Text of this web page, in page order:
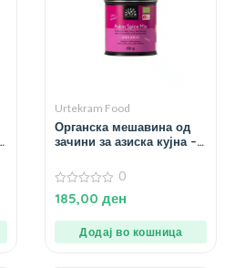
Urtekram Food
Органска мешавина од
зачини за азиска кујна –
0
од
0
185,00 ден
Додај во кошница